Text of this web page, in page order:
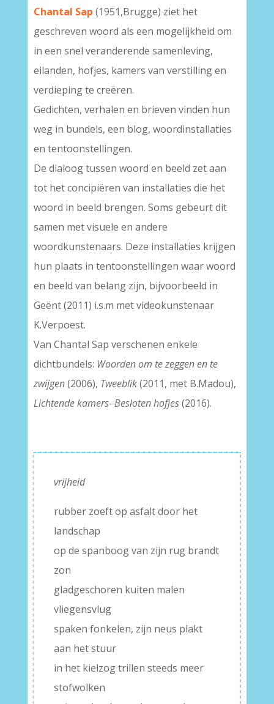
Chantal Sap (1951,Brugge) ziet het
geschreven woord als een mogelijkheid om
in een snel veranderende samenleving,
eilanden, hofjes, kamers van verstilling en
verdieping te creëren.
Gedichten, verhalen en brieven vinden hun
weg in bundels, een blog, woordinstallaties
en tentoonstellingen.
De dialoog tussen woord en beeld zet aan
tot het concipiëren van installaties die het
woord in beeld brengen. Soms gebeurt dit
samen met visuele en andere
woordkunstenaars. Deze installaties krijgen
hun plaats in tentoonstellingen waar woord
en beeld van belang zijn, bijvoorbeeld in
Geënt (2011) i.s.m met videokunstenaar
K.Verpoest.
Van Chantal Sap verschenen enkele
dichtbundels: Woorden om te zeggen en te
zwijgen(2006), Tweeblik(2011, met B.Madou),
Lichtende kamers- Besloten hofjes(2016).
vrijheid
rubber zoeft op asfalt door het
landschap
op de spanboog van zijn rug brandt
zon
gladgeschoren kuiten malen
vliegensvlug
spaken fonkelen, zijn neus plakt
aan het stuur
in het kielzog trillen steeds meer
stofwolken